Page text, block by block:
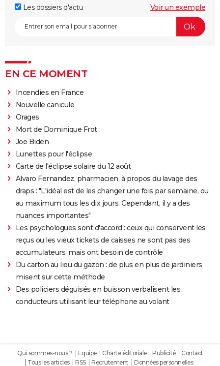
Les dossiers d'actu
Voir un exemple
EN CE MOMENT
Incendies en France
Nouvelle canicule
Orages
Mort de Dominique Frot
Joe Biden
Lunettes pour l'éclipse
Carte de l'éclipse solaire du 12 août
Alvaro Fernandez, pharmacien, à propos du lavage des
draps : "L'idéal est de les changer une fois par semaine, ou
au maximum tous les dix jours. Cependant, il y a des
nuances importantes"
Les psychologues sont d'accord : ceux qui conservent les
reçus ou les vieux tickets de caisses ne sont pas des
accumulateurs, mais ont besoin de contrôle
Du carton au lieu du gazon : de plus en plus de jardiniers
misent sur cette méthode
Des policiers déguisés en buisson verbalisent les
conducteurs utilisant leur téléphone au volant
Qui sommes-nous ? Equipe Charte éditoriale Publicité
Contact
Tous les articles
RSS Recrutement Données personnelles